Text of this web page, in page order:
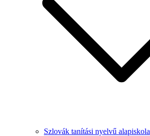
Szlovák tanítási nyelvű alapiskola